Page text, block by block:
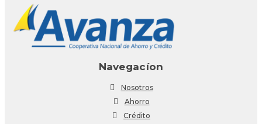
Navegacíon
Nosotros
Ahorro
Crédito